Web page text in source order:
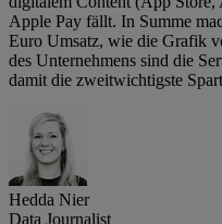
Apple Pay fällt. In Summe
Euro Umsatz, wie die Grafik
des Unternehmens sind die
damit die zweitwichtigste
Hedda Nier
Data Journalist